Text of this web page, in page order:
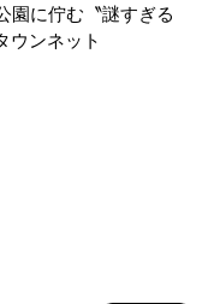
園に佇む〝謎すぎる
ウンネット